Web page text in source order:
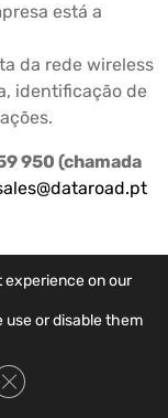
está a
da rede wireless
identificação de
950 (chamada
experience on our
use or disable them
Close GDPR Cookie